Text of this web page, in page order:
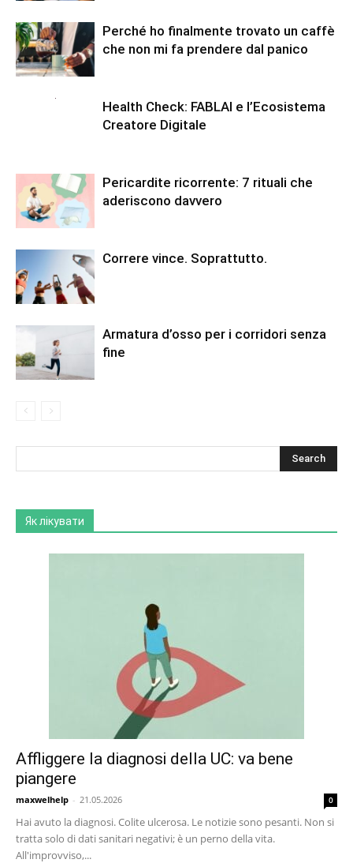
Perché ho finalmente trovato un caffè
che non mi fa prendere dal panico
Health Check: FABLAI e l’Ecosistema
Creatore Digitale
Pericardite ricorrente: 7 rituali che
aderiscono davvero
Correre vince. Soprattutto.
Armatura d’osso per i corridori senza
fine
Як лікувати
Affliggere la diagnosi della UC: va bene
piangere
maxwelhelp - 21.05.2026 0
Hai avuto la diagnosi. Colite ulcerosa. Le notizie sono pesanti. Non si
tratta solo di dati sanitari negativi; è un perno della vita.
All'improvviso,...